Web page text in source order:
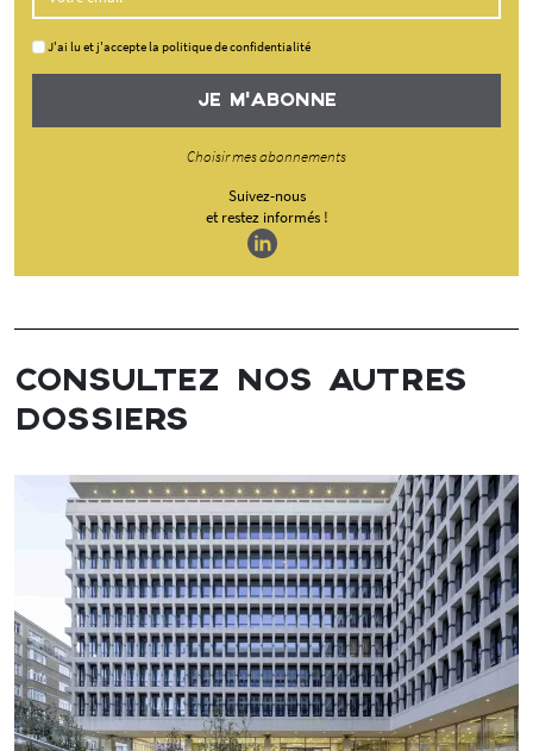
J'ai lu et j'accepte la politique de confidentialité
JE M'ABONNE
Choisir mes abonnements
Suivez-nous
et restez informés !
CONSULTEZ NOS AUTRES
DOSSIERS